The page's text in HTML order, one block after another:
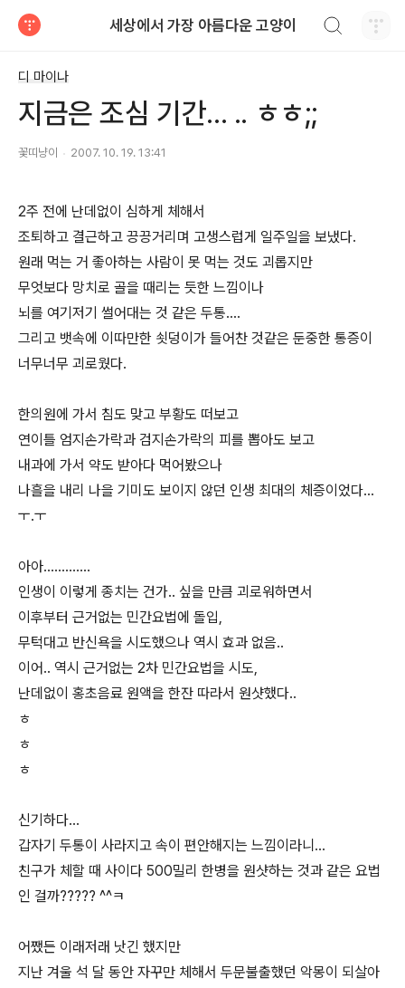
세상에서 가장 아름다운 고양이
디 마이나
지금은 조심 기간... .. ㅎㅎ;;
꽃띠냥이 2007. 10. 19. 13:41
2주 전에 난데없이 심하게 체해서
조퇴하고 결근하고 끙끙거리며 고생스럽게 일주일을 보냈다.
원래 먹는 거 좋아하는 사람이 못 먹는 것도 괴롭지만
무엇보다 망치로 골을 때리는 듯한 느낌이나
뇌를 여기저기 썰어대는 것 같은 두통....
그리고 뱃속에 이따만한 쇳덩이가 들어찬 것같은 둔중한 통증이
너무너무 괴로웠다.
한의원에 가서 침도 맞고 부황도 떠보고
연이틀 엄지손가락과 검지손가락의 피를 뽑아도 보고
내과에 가서 약도 받아다 먹어봤으나
나흘을 내리 나을 기미도 보이지 않던 인생 최대의 체증이었다...
ㅜ.ㅜ
아아.............
인생이 이렇게 종치는 건가.. 싶을 만큼 괴로워하면서
이후부터 근거없는 민간요법에 돌입,
무턱대고 반신욕을 시도했으나 역시 효과 없음..
이어.. 역시 근거없는 2차 민간요법을 시도,
난데없이 홍초음료 원액을 한잔 따라서 원샷했다..
ㅎ
ㅎ
ㅎ
신기하다...
갑자기 두통이 사라지고 속이 편안해지는 느낌이라니...
친구가 체할 때 사이다 500밀리 한병을 원샷하는 것과 같은 요법
인 걸까????? ^^ㅋ
어쨌든 이래저래 낫긴 했지만
지난 겨울 석 달 동안 자꾸만 체해서 두문불출했던 악몽이 되살아